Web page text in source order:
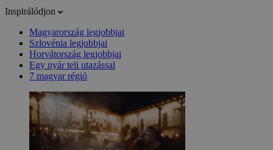
Inspirálódjon
Magyarország legjobbjai
Szlovénia legjobbjai
Horvátország legjobbjai
Egy nyár teli utazással
7 magyar régió